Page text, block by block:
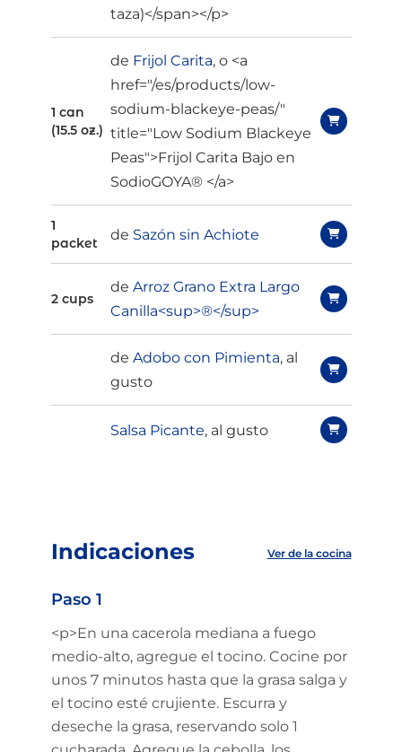
taza)</span></p>
1 can
(15.5 oz.)
de Frijol Carita, o <a
href="/es/products/low-
sodium-blackeye-peas/"
title="Low Sodium Blackeye
Peas">Frijol Carita Bajo en
SodioGOYA® </a>
1
packet
de Sazón sin Achiote
2 cups
de Arroz Grano Extra Largo
Canilla<sup>®</sup>
de Adobo con Pimienta, al
gusto
Salsa Picante, al gusto
Indicaciones Ver de la cocina
Paso 1
<p>En una cacerola mediana a fuego
medio-alto, agregue el tocino. Cocine por
unos 7 minutos hasta que la grasa salga y
el tocino esté crujiente. Escurra y
deseche la grasa, reservando solo 1